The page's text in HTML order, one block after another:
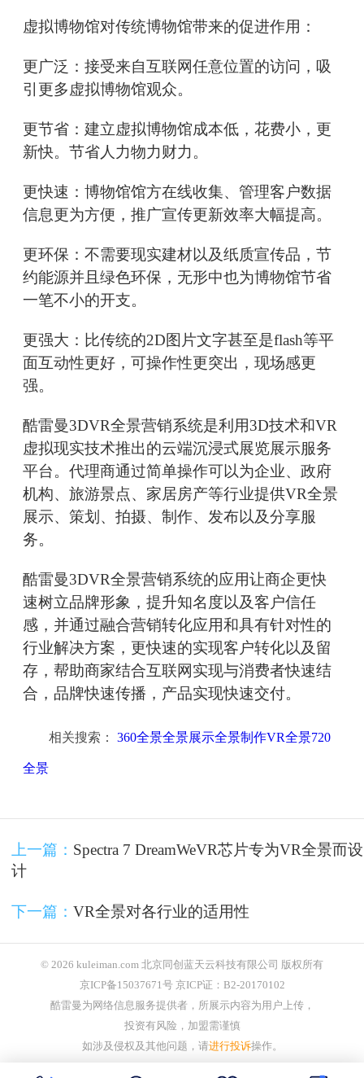
虚拟博物馆对传统博物馆带来的促进作用：
更广泛：接受来自互联网任意位置的访问，吸
引更多虚拟博物馆观众。
更节省：建立虚拟博物馆成本低，花费小，更
新快。节省人力物力财力。
更快速：博物馆馆方在线收集、管理客户数据
信息更为方便，推广宣传更新效率大幅提高。
更环保：不需要现实建材以及纸质宣传品，节
约能源并且绿色环保，无形中也为博物馆节省
一笔不小的开支。
更强大：比传统的2D图片文字甚至是flash等平
面互动性更好，可操作性更突出，现场感更
强。
酷雷曼3DVR全景营销系统是利用3D技术和VR
虚拟现实技术推出的云端沉浸式展览展示服务
平台。代理商通过简单操作可以为企业、政府
机构、旅游景点、家居房产等行业提供VR全景
展示、策划、拍摄、制作、发布以及分享服
务。
酷雷曼3DVR全景营销系统的应用让商企更快
速树立品牌形象，提升知名度以及客户信任
感，并通过融合营销转化应用和具有针对性的
行业解决方案，更快速的实现客户转化以及留
存，帮助商家结合互联网实现与消费者快速结
合，品牌快速传播，产品实现快速交付。
相关搜索： 360全景全景展示全景制作VR全景720
全景
上一篇： Spectra 7 DreamWeVR芯片专为VR全景而设
计
下一篇： VR全景对各行业的适用性
© 2026 kuleiman.com 北京同创蓝天云科技有限公司 版权所有
京ICP备15037671号 京ICP证：B2-20170102
酷雷曼为网络信息服务提供者，所展示内容为用户上传，
投资有风险，加盟需谨慎
如涉及侵权及其他问题，请进行投诉操作。